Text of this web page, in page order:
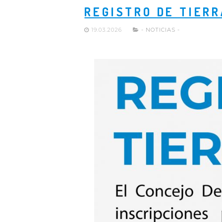
REGISTRO DE
19.03.2026 - NOTICIAS -